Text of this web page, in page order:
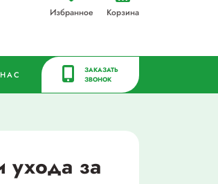
Избранное Корзина
ЗАКАЗАТЬ
ЗВОНОК
ухода за